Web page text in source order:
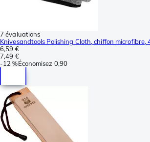
7 évaluations
Knivesandtools Polishing Cloth, chiffon microfibre,
6,59 €
7,49 €
-12 %Économisez 0,90